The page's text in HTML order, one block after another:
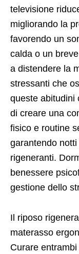
televisione
migliorando la
favorendo un
calda o un
a distendere la
stressanti che
queste abitudini
di creare una
fisico e routine
garantendo
rigeneranti.
benessere
gestione dello
Il riposo
materasso
Curare